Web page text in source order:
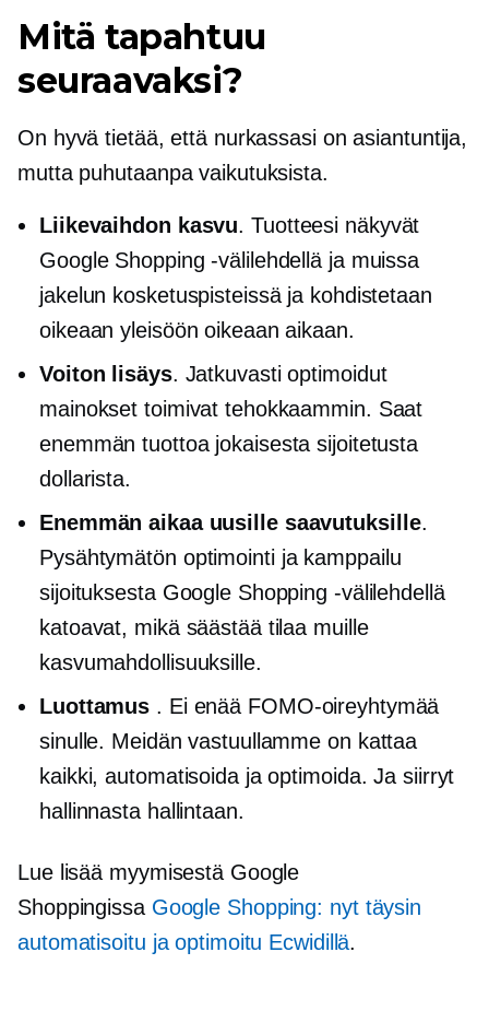
Mitä tapahtuu
seuraavaksi?
On hyvä tietää, että nurkassasi on asiantuntija,
mutta puhutaanpa vaikutuksista.
Liikevaihdon kasvu. Tuotteesi näkyvät
Google Shopping -välilehdellä ja muissa
jakelun kosketuspisteissä ja kohdistetaan
oikeaan yleisöön oikeaan aikaan.
Voiton lisäys. Jatkuvasti optimoidut
mainokset toimivat tehokkaammin. Saat
enemmän tuottoa jokaisesta sijoitetusta
dollarista.
Enemmän aikaa uusille saavutuksille.
Pysähtymätön optimointi ja kamppailu
sijoituksesta Google Shopping -välilehdellä
katoavat, mikä säästää tilaa muille
kasvumahdollisuuksille.
Luottamus . Ei enää FOMO-oireyhtymää
sinulle. Meidän vastuullamme on kattaa
kaikki, automatisoida ja optimoida. Ja siirryt
hallinnasta hallintaan.
Lue lisää myymisestä Google
Shoppingissa Google Shopping: nyt täysin
automatisoitu ja optimoitu Ecwidillä.